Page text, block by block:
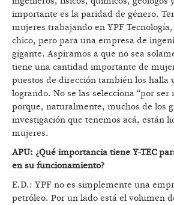
importante es la paridad de género.
mujeres trabajando en YPF
chico, pero para una empresa de
gigante. Aspiramos a que no sea
tiene una cantidad importante de
puestos de dirección también los halla
logrando. No se las selecciona “por ser
porque, naturalmente, muchos de los
investigación que tenemos acá, están
mujeres.
APU: ¿Qué importancia tiene Y-TEC
en su funcionamiento?
E.D.: YPF no es simplemente una
petróleo. Por un lado está el volumen